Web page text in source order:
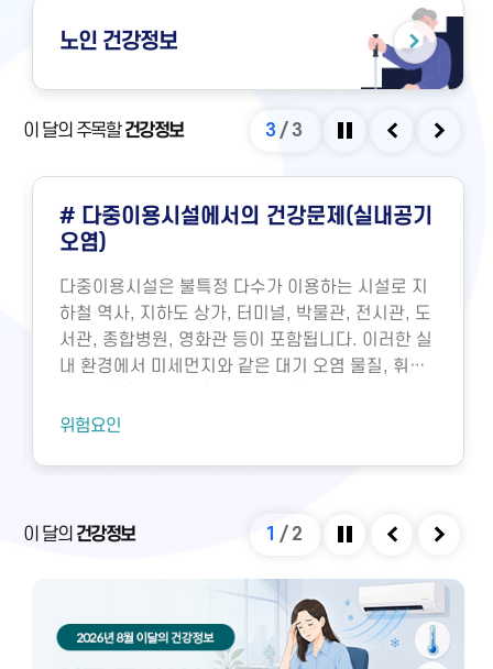
노인 건강정보
이 달의 주목할건강정보 3 /3
# 다중이용시설에서의 건강문제(실내공기
오염)
다중이용시설은 불특정 다수가 이용하는 시설로 지
하철 역사, 지하도 상가, 터미널, 박물관, 전시관, 도
서관, 종합병원, 영화관 등이 포함됩니다. 이러한 실
내 환경에서 미세먼지와 같은 대기 오염 물질, 휘발
오염물질에 노출되면 호흡기 질환 등 다양한 건강 문
가 부족하면 두통, 구토, 근육통, 불쾌감과 같은 빌딩
실내외 온도 차와 건조한 환경으로 인해 냉방병도 나
와 충분한 휴식을 통해 대부분 예방 및 관리할 수 있
위험요인
이 달의 건강정보 1 / 2